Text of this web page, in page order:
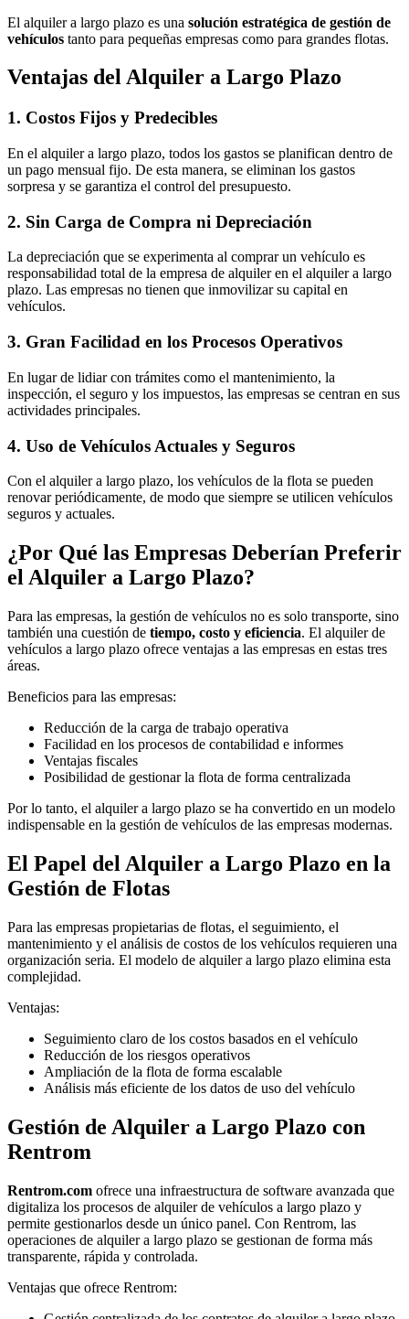
El alquiler a largo plazo es una solución estratégica de gestión de
vehículos tanto para pequeñas empresas como para grandes flotas.
Ventajas del Alquiler a Largo Plazo
1. Costos Fijos y Predecibles
En el alquiler a largo plazo, todos los gastos se planifican dentro de
un pago mensual fijo. De esta manera, se eliminan los gastos
sorpresa y se garantiza el control del presupuesto.
2. Sin Carga de Compra ni Depreciación
La depreciación que se experimenta al comprar un vehículo es
responsabilidad total de la empresa de alquiler en el alquiler a largo
plazo. Las empresas no tienen que inmovilizar su capital en
vehículos.
3. Gran Facilidad en los Procesos Operativos
En lugar de lidiar con trámites como el mantenimiento, la
inspección, el seguro y los impuestos, las empresas se centran en sus
actividades principales.
4. Uso de Vehículos Actuales y Seguros
Con el alquiler a largo plazo, los vehículos de la flota se pueden
renovar periódicamente, de modo que siempre se utilicen vehículos
seguros y actuales.
¿Por Qué las Empresas Deberían Preferir
el Alquiler a Largo Plazo?
Para las empresas, la gestión de vehículos no es solo transporte, sino
también una cuestión de tiempo, costo y eficiencia. El alquiler de
vehículos a largo plazo ofrece ventajas a las empresas en estas tres
áreas.
Beneficios para las empresas:
Reducción de la carga de trabajo operativa
Facilidad en los procesos de contabilidad e informes
Ventajas fiscales
Posibilidad de gestionar la flota de forma centralizada
Por lo tanto, el alquiler a largo plazo se ha convertido en un modelo
indispensable en la gestión de vehículos de las empresas modernas.
El Papel del Alquiler a Largo Plazo en la
Gestión de Flotas
Para las empresas propietarias de flotas, el seguimiento, el
mantenimiento y el análisis de costos de los vehículos requieren una
organización seria. El modelo de alquiler a largo plazo elimina esta
complejidad.
Ventajas:
Seguimiento claro de los costos basados en el vehículo
Reducción de los riesgos operativos
Ampliación de la flota de forma escalable
Análisis más eficiente de los datos de uso del vehículo
Gestión de Alquiler a Largo Plazo con
Rentrom
Rentrom.com ofrece una infraestructura de software avanzada que
digitaliza los procesos de alquiler de vehículos a largo plazo y
permite gestionarlos desde un único panel. Con Rentrom, las
operaciones de alquiler a largo plazo se gestionan de forma más
transparente, rápida y controlada.
Ventajas que ofrece Rentrom: